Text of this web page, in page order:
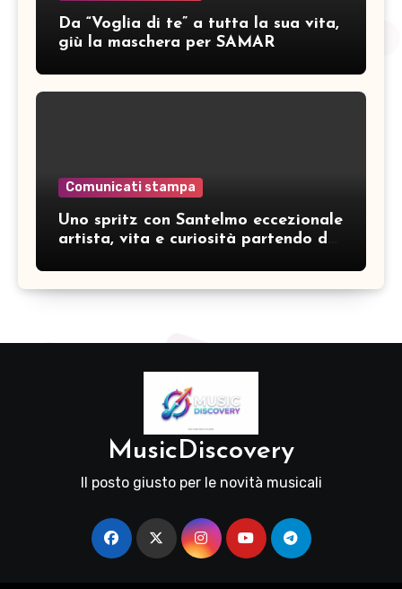
Da “Voglia di te” a tutta la sua vita,
giù la maschera per SAMAR
Comunicati stampa
Uno spritz con Santelmo eccezionale
artista, vita e curiosità partendo da
MusicDiscovery
Il posto giusto per le novità musicali